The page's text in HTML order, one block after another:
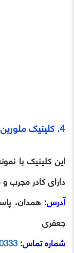
4. کلینیک ملورین
این کلینیک با
دارای کادر
آدرس: همدان،
جعفری
شماره تماس: